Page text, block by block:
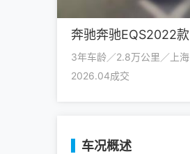
3年车龄／2.8万公里／上海
2026.04成交
车况概述